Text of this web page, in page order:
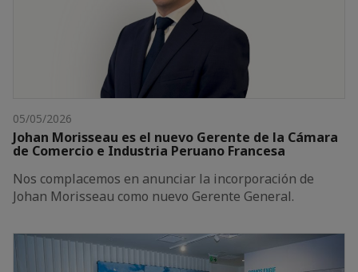
05/05/2026
Johan Morisseau es el nuevo Gerente de la Cámara
de Comercio e Industria Peruano Francesa
Nos complacemos en anunciar la incorporación de
Johan Morisseau como nuevo Gerente General.